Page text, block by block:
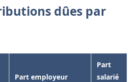
dûes par
Part employeur
Part
salarié